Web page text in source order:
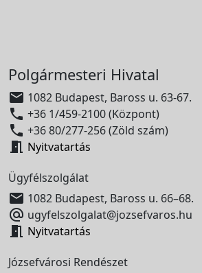
Polgármesteri Hivatal
 1082 Budapest, Baross u. 63-67.
 +36 1/459-2100 (Központ)
 +36 80/277-256 (Zöld szám)
 Nyitvatartás
Ügyfélszolgálat
 1082 Budapest, Baross u. 66–68.
 ugyfelszolgalat@jozsefvaros.hu
 Nyitvatartás
Józsefvárosi Rendészet